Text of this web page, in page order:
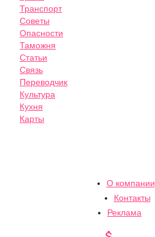
Транспорт
Советы
Опасности
Таможня
Статьи
Связь
Переводчик
Культура
Кухня
Карты
О компании
Контакты
Реклама